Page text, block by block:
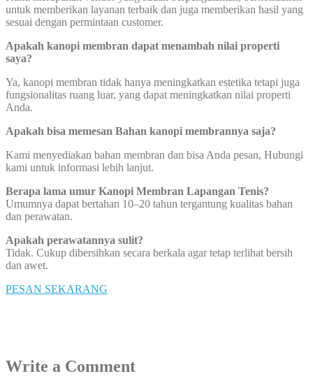
untuk memberikan layanan terbaik dan juga memberikan hasil yang
sesuai dengan permintaan customer.
Apakah kanopi membran dapat menambah nilai properti
saya?
Ya, kanopi membran tidak hanya meningkatkan estetika tetapi juga
fungsionalitas ruang luar, yang dapat meningkatkan nilai properti
Anda.
Apakah bisa memesan Bahan kanopi membrannya saja?
Kami menyediakan bahan membran dan bisa Anda pesan, Hubungi
kami untuk informasi lebih lanjut.
Berapa lama umur Kanopi Membran Lapangan Tenis?
Umumnya dapat bertahan 10–20 tahun tergantung kualitas bahan
dan perawatan.
Apakah perawatannya sulit?
Tidak. Cukup dibersihkan secara berkala agar tetap terlihat bersih
dan awet.
PESAN SEKARANG
Write a Comment